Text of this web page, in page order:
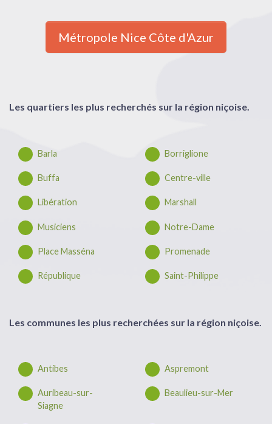
Métropole Nice Côte d'Azur
Les quartiers les plus recherchés sur la région niçoise.
Barla Borriglione
Buffa Centre-ville
Libération Marshall
Musiciens Notre-Dame
Place Masséna Promenade
République Saint-Philippe
Les communes les plus recherchées sur la région niçoise.
Antibes Aspremont
Auribeau-sur-
Siagne
Beaulieu-sur-Mer